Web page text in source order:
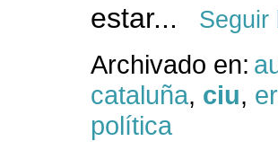
estar...
Seguir
Archivado en:
cataluña, ciu,
política